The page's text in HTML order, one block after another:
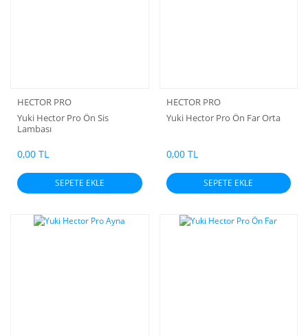
HECTOR PRO
Yuki Hector Pro Ön Sis
Lambası
0,00 TL
SEPETE EKLE
HECTOR PRO
Yuki Hector Pro Ön Far Orta
0,00 TL
SEPETE EKLE